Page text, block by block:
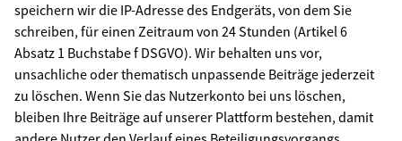
speichern wir die IP-Adresse des Endgeräts, von dem Sie
schreiben, für einen Zeitraum von 24 Stunden (Artikel 6
Absatz 1 Buchstabe f DSGVO). Wir behalten uns vor,
unsachliche oder thematisch unpassende Beiträge jederzeit
zu löschen. Wenn Sie das Nutzerkonto bei uns löschen,
bleiben Ihre Beiträge auf unserer Plattform bestehen, damit